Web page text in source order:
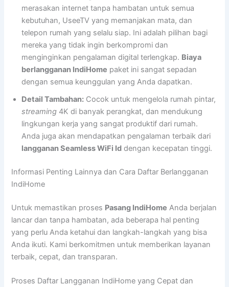
merasakan internet tanpa hambatan untuk semua
kebutuhan, UseeTV yang memanjakan mata, dan
telepon rumah yang selalu siap. Ini adalah pilihan bagi
mereka yang tidak ingin berkompromi dan
menginginkan pengalaman digital terlengkap. Biaya
berlangganan IndiHome paket ini sangat sepadan
dengan semua keunggulan yang Anda dapatkan.
Detail Tambahan: Cocok untuk mengelola rumah pintar,
streaming 4K di banyak perangkat, dan mendukung
lingkungan kerja yang sangat produktif dari rumah.
Anda juga akan mendapatkan pengalaman terbaik dari
langganan Seamless WiFi Id dengan kecepatan tinggi.
Informasi Penting Lainnya dan Cara Daftar Berlangganan
IndiHome
Untuk memastikan proses Pasang IndiHome Anda berjalan
lancar dan tanpa hambatan, ada beberapa hal penting
yang perlu Anda ketahui dan langkah-langkah yang bisa
Anda ikuti. Kami berkomitmen untuk memberikan layanan
terbaik, cepat, dan transparan.
Proses Daftar Langganan IndiHome yang Cepat dan